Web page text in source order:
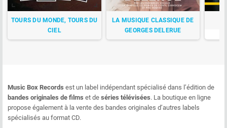
TOURS DU MONDE, TOURS DU
CIEL
LA MUSIQUE CLASSIQUE DE
GEORGES DELERUE
Music Box Records est un label indépendant spécialisé dans l’édition de
bandes originales de films et de séries télévisées. La boutique en ligne
propose également à la vente des bandes originales d’autres labels
spécialisés au format CD.